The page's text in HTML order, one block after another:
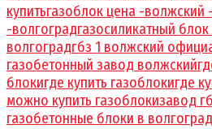
купитьгазоблок цена -волжский
-волгоградгазосиликатный
волгоградгбз 1 волжский
газобетонный завод волжский
блокигде купить газоблокигде
можно купить газоблокизавод
газобетонные блоки в